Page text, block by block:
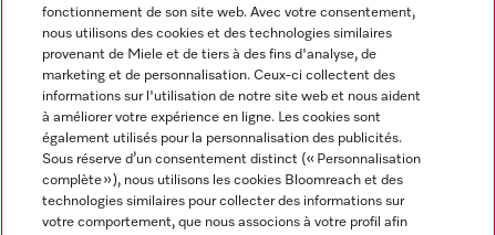
Miele sur Instagram
Miele sur Facebook
Miele sur Youtube
fonctionnement de son site web. Avec votre consentement,
nous utilisons des cookies et des technologies similaires
provenant de Miele et de tiers à des fins d'analyse, de
marketing et de personnalisation. Ceux-ci collectent des
informations sur l'utilisation de notre site web et nous aident
à améliorer votre expérience en ligne. Les cookies sont
également utilisés pour la personnalisation des publicités.
Sous réserve d’un consentement distinct (« Personnalisation
complète »), nous utilisons les cookies Bloomreach et des
technologies similaires pour collecter des informations sur
votre comportement, que nous associons à votre profil afin